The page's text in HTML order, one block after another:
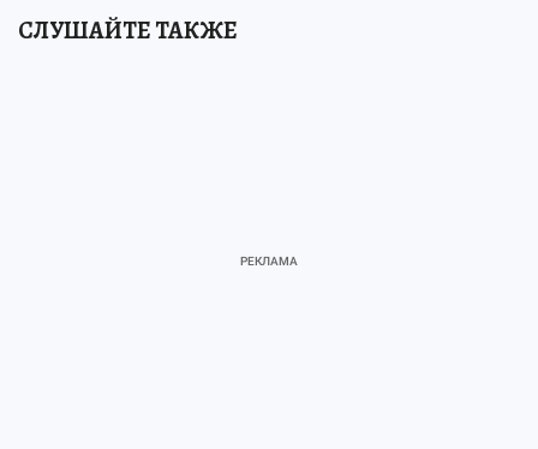
СЛУШАЙТЕ ТАКЖЕ